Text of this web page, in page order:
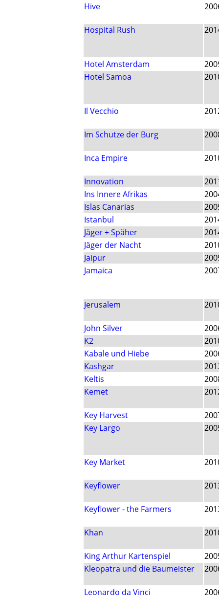
Hive
Hospital Rush
Hotel Amsterdam
Hotel Samoa
Il Vecchio
Im Schutze der Burg
Inca Empire
Innovation
Ins Innere Afrikas
Islas Canarias
Istanbul
Jäger + Späher
Jäger der Nacht
Jaipur
Jamaica
Jerusalem
John Silver
K2
Kabale und Hiebe
Kashgar
Keltis
Kemet
Key Harvest
Key Largo
Key Market
Keyflower
Keyflower - the Farmers
Khan
King Arthur Kartenspiel
Kleopatra und die Baumeister
Leonardo da Vinci